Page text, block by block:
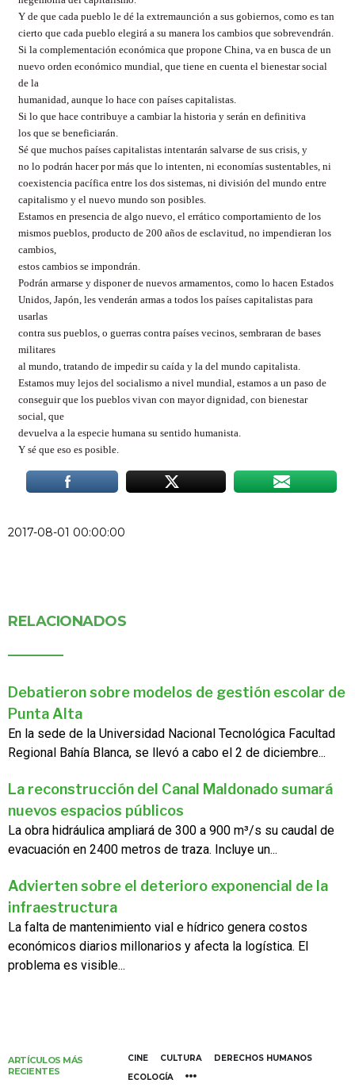
Y de que cada pueblo le dé la extremaunción a sus gobiernos, como es tan
cierto que cada pueblo elegirá a su manera los cambios que sobrevendrán.
Si la complementación económica que propone China, va en busca de un
nuevo orden económico mundial, que tiene en cuenta el bienestar social
de la
humanidad, aunque lo hace con países capitalistas.
Si lo que hace contribuye a cambiar la historia y serán en definitiva
los que se beneficiarán.
Sé que muchos países capitalistas intentarán salvarse de sus crisis, y
no lo podrán hacer por más que lo intenten, ni economías sustentables, ni
coexistencia pacífica entre los dos sistemas, ni división del mundo entre
capitalismo y el nuevo mundo son posibles.
Estamos en presencia de algo nuevo, el errático comportamiento de los
mismos pueblos, producto de 200 años de esclavitud, no impendieran los
cambios,
estos cambios se impondrán.
Podrán armarse y disponer de nuevos armamentos, como lo hacen Estados
Unidos, Japón, les venderán armas a todos los países capitalistas para
usarlas
contra sus pueblos, o guerras contra países vecinos, sembraran de bases
militares
al mundo, tratando de impedir su caída y la del mundo capitalista.
Estamos muy lejos del socialismo a nivel mundial, estamos a un paso de
conseguir que los pueblos vivan con mayor dignidad, con bienestar
social, que
devuelva a la especie humana su sentido humanista.
Y sé que eso es posible.
2017-08-01 00:00:00
RELACIONADOS
Debatieron sobre modelos de gestión escolar de
Punta Alta
En la sede de la Universidad Nacional Tecnológica Facultad
Regional Bahía Blanca, se llevó a cabo el 2 de diciembre...
La reconstrucción del Canal Maldonado sumará
nuevos espacios públicos
La obra hidráulica ampliará de 300 a 900 m³/s su caudal de
evacuación en 2400 metros de traza. Incluye un...
Advierten sobre el deterioro exponencial de la
infraestructura
La falta de mantenimiento vial e hídrico genera costos
económicos diarios millonarios y afecta la logística. El
problema es visible...
ARTÍCULOS MÁS
RECIENTES
CINE CULTURA
DERECHOS HUMANOS
ECOLOGÍA